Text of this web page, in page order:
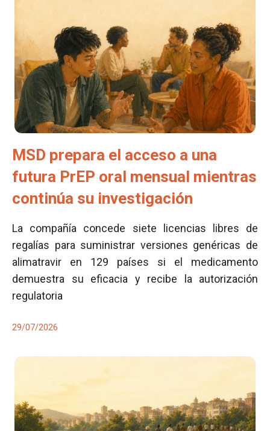
MSD prepara el acceso a una
futura PrEP oral mensual mientras
continúa su investigación
La compañía concede siete licencias libres de
regalías para suministrar versiones genéricas de
alimatravir en 129 países si el medicamento
demuestra su eficacia y recibe la autorización
regulatoria
29/07/2026